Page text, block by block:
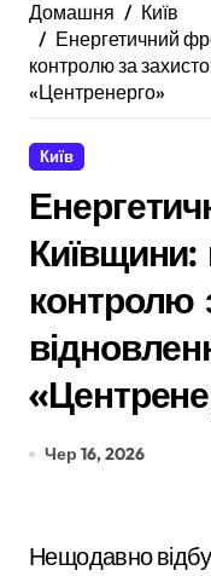
Домашня
Київ
Енергетичний
контролю за
«Центренерго»
Київ
Київщини:
контролю
Чер 16, 2026
Нещодавно відбулася масштабна робоча